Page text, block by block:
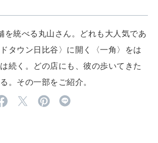
特集
北海道 おいしく遊ぶ、夏のご褒美旅。」
年8月号『お茶の時間です。』
ローカルが 教えてくれた 本当の歩き方。」
MOOK
を統べる丸山さん。どれも大人気であ
タウン日比谷〉に開く〈一角〉をは
続く。どの店にも、彼の歩いてきた
。その一部をご紹介。